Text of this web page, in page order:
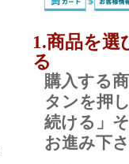
1.商品を選
る
購入する
タンを押
続ける」
お進み下